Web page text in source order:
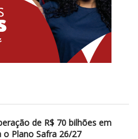
de R$ 70 bilhões em
Plano Safra 26/27